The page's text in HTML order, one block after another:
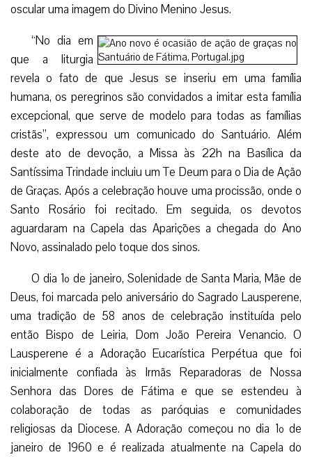
oscular uma imagem do Divino Menino Jesus.
“No dia em
que a liturgia
revela o fato de que Jesus se inseriu em uma família
humana, os peregrinos são convidados a imitar esta família
excepcional, que serve de modelo para todas as famílias
cristãs”, expressou um comunicado do Santuário. Além
deste ato de devoção, a Missa às 22h na Basílica da
Santíssima Trindade incluiu um Te Deum para o Dia de Ação
de Graças. Após a celebração houve uma procissão, onde o
Santo Rosário foi recitado. Em seguida, os devotos
aguardaram na Capela das Aparições a chegada do Ano
Novo, assinalado pelo toque dos sinos.
O dia 1º de janeiro, Solenidade de Santa Maria, Mãe de
Deus, foi marcada pelo aniversário do Sagrado Lausperene,
uma tradição de 58 anos de celebração instituída pelo
então Bispo de Leiria, Dom João Pereira Venancio. O
Lausperene é a Adoração Eucarística Perpétua que foi
inicialmente confiada às Irmãs Reparadoras de Nossa
Senhora das Dores de Fátima e que se estendeu à
colaboração de todas as paróquias e comunidades
religiosas da Diocese. A Adoração começou no dia 1º de
janeiro de 1960 e é realizada atualmente na Capela do